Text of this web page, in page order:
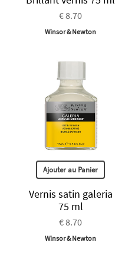
€ 8.70
Winsor & Newton
Ajouter au Panier
Vernis satin galeria
75 ml
€ 8.70
Winsor & Newton